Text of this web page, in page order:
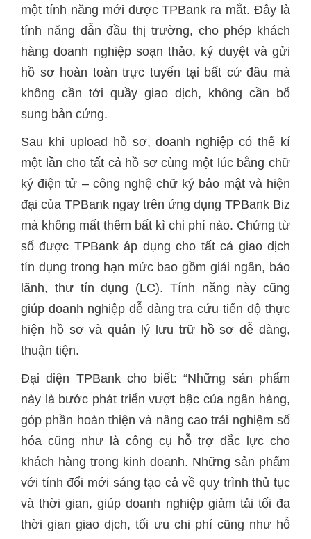
một tính năng mới được TPBank ra mắt. Đây là
tính năng dẫn đầu thị trường, cho phép khách
hàng doanh nghiệp soạn thảo, ký duyệt và gửi
hồ sơ hoàn toàn trực tuyến tại bất cứ đâu mà
không cần tới quầy giao dịch, không cần bổ
sung bản cứng.
Sau khi upload hồ sơ, doanh nghiệp có thể kí
một lần cho tất cả hồ sơ cùng một lúc bằng chữ
ký điện tử – công nghệ chữ ký bảo mật và hiện
đại của TPBank ngay trên ứng dụng TPBank Biz
mà không mất thêm bất kì chi phí nào. Chứng từ
số được TPBank áp dụng cho tất cả giao dịch
tín dụng trong hạn mức bao gồm giải ngân, bảo
lãnh, thư tín dụng (LC). Tính năng này cũng
giúp doanh nghiệp dễ dàng tra cứu tiến độ thực
hiện hồ sơ và quản lý lưu trữ hồ sơ dễ dàng,
thuận tiện.
Đại diện TPBank cho biết: “Những sản phẩm
này là bước phát triển vượt bậc của ngân hàng,
góp phần hoàn thiện và nâng cao trải nghiệm số
hóa cũng như là công cụ hỗ trợ đắc lực cho
khách hàng trong kinh doanh. Những sản phẩm
với tính đổi mới sáng tạo cả về quy trình thủ tục
và thời gian, giúp doanh nghiệp giảm tải tối đa
thời gian giao dịch, tối ưu chi phí cũng như hỗ